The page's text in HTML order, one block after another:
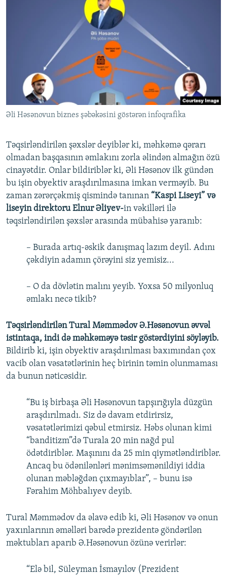
Əli Həsənovun biznes şəbəkəsini göstərən infoqrafika
​Təqsirləndirilən şəxslər deyiblər ki, məhkəmə qərarı
olmadan başqasının əmlakını zorla əlindən almağın özü
cinayətdir. Onlar bildiriblər ki, Əli Həsənov ilk gündən
bu işin obyektiv araşdırılmasına imkan verməyib. Bu
zaman zərərçəkmiş qismində tanınan “Kaspi Liseyi” və
liseyin direktoru Elnur Əliyev-in vəkilləri ilə
təqsirləndirilən şəxslər arasında mübahisə yaranıb:
– Burada artıq-əskik danışmaq lazım deyil. Adını
çəkdiyin adamın çörəyini siz yemisiz...
– O da dövlətin malını yeyib. Yoxsa 50 milyonluq
əmlakı necə tikib?
Təqsirləndirilən Tural Məmmədov Ə.Həsənovun əvvəl
istintaqa, indi də məhkəməyə təsir göstərdiyini söyləyib.
Bildirib ki, işin obyektiv araşdırılması baxımından çox
vacib olan vəsatətlərinin heç birinin təmin olunmaması
da bunun nəticəsidir.
“Bu iş birbaşa Əli Həsənovun tapşırığıyla düzgün
araşdırılmadı. Siz də davam etdirirsiz,
vəsatətlərimizi qəbul etmirsiz. Həbs olunan kimi
“banditizm”də Turala 20 min nağd pul
ödətdiriblər. Maşınını da 25 min qiymətləndiriblər.
Ancaq bu ödənilənləri mənimsəmənildiyi iddia
olunan məbləğdən çıxmayıblar”, – bunu isə
Fərahim Möhbalıyev deyib.
Tural Məmmədov da əlavə edib ki, Əli Həsənov və onun
yaxınlarının əməlləri barədə prezidentə göndərilən
məktubları aparıb Ə.Həsənovun özünə verirlər:
“Elə bil, Süleyman İsmayılov (Prezident